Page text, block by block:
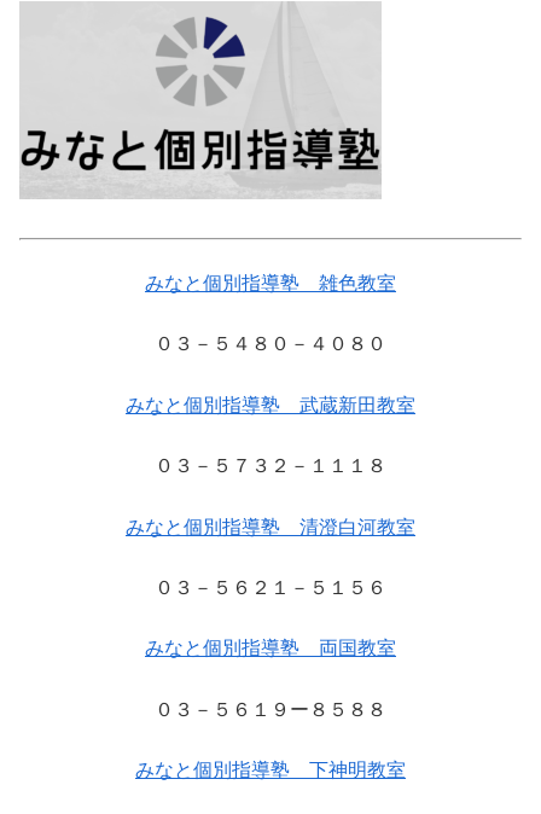
みなと個別指導塾 雑色教室
０３－５４８０－４０８０
みなと個別指導塾 武蔵新田教室
０３－５７３２－１１１８
みなと個別指導塾 清澄白河教室
０３－５６２１－５１５６
みなと個別指導塾 両国教室
０３－５６１９ー８５８８
みなと個別指導塾 下神明教室